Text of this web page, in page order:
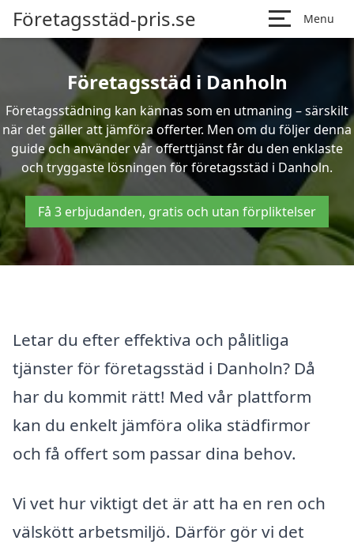
Företagsstäd-pris.se Menu
Företagsstäd i Danholn
Företagsstädning kan kännas som en utmaning – särskilt
när det gäller att jämföra offerter. Men om du följer denna
guide och använder vår offerttjänst får du den enklaste
och tryggaste lösningen för företagsstäd i Danholn.
Få 3 erbjudanden, gratis och utan förpliktelser
Letar du efter effektiva och pålitliga
tjänster för företagsstäd i Danholn? Då
har du kommit rätt! Med vår plattform
kan du enkelt jämföra olika städfirmor
och få offert som passar dina behov.
Vi vet hur viktigt det är att ha en ren och
välskött arbetsmiljö. Därför gör vi det